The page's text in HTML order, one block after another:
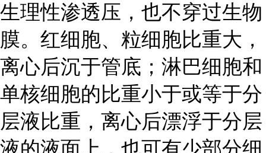
生理性渗透压，也不穿过生物
膜。红细胞、粒细胞比重大，
离心后沉于管底；淋巴细胞和
单核细胞的比重小于或等于分
层液比重，离心后漂浮于分层
液的液面上，也可有少部分细